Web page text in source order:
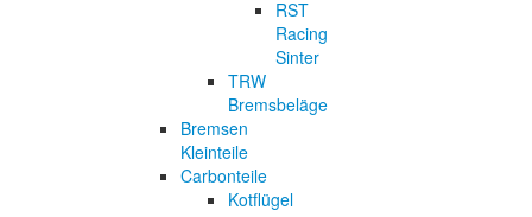
RST
Racing
Sinter
TRW
Bremsbeläge
Bremsen
Kleinteile
Carbonteile
Kotflügel